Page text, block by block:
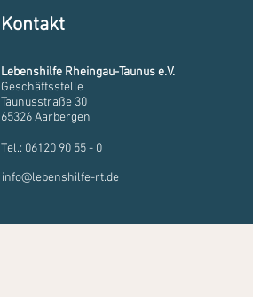
Kontakt
Lebenshilfe Rheingau-Taunus e.V.
Geschäftsstelle
Taunusstraße 30
65326 Aarbergen
Tel.: 06120 90 55 - 0
info@lebenshilfe-rt.de